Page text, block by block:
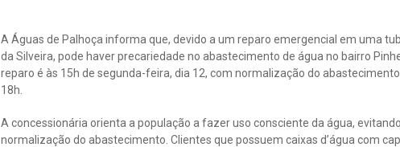
A Águas de Palhoça informa que, devido a um reparo emergencial em uma
da Silveira, pode haver precariedade no abastecimento de água no bairro
reparo é às 15h de segunda-feira, dia 12, com normalização do
18h.
A concessionária orienta a população a fazer uso consciente da água,
normalização do abastecimento. Clientes que possuem caixas d’água com